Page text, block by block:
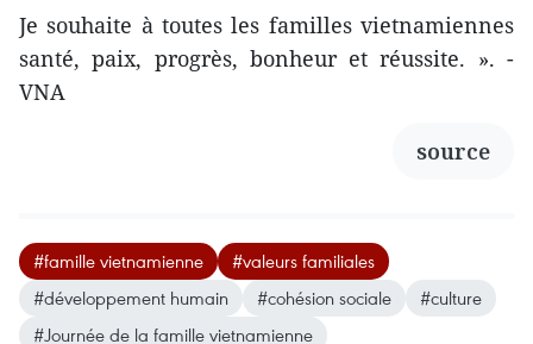
Je souhaite à toutes les familles vietnamiennes
santé, paix, progrès, bonheur et réussite. ». -
VNA
source
#famille vietnamienne
#valeurs familiales
#développement humain
#cohésion sociale
#culture
#Journée de la famille vietnamienne